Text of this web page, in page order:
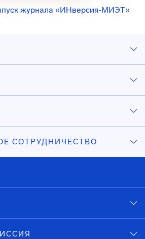
журнала «ИНверсия-МИЭТ»
СОТРУДНИЧЕСТВО